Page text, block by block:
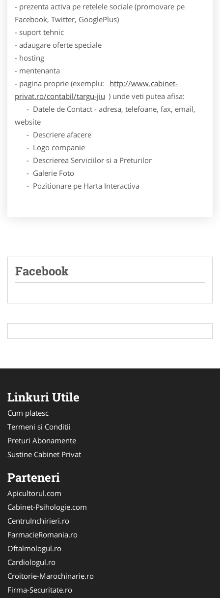
- prezenta activa pe retelele sociale (promovare pe
Facebook, Twitter, GooglePlus)
- suport tehnic
- adaugare oferte speciale
- hosting
- mentenanta
- pagina proprie (exemplu:
http://www.cabinet-
privat.ro/contabil/targu-jiu ) unde veti putea afisa:
- Datele de Contact - adresa, telefoane, fax, email,
website
- Descriere afacere
- Logo companie
- Descrierea Serviciilor si a Preturilor
- Galerie Foto
- Pozitionare pe Harta Interactiva
Facebook
Linkuri Utile
Cum platesc
Termeni si Conditii
Preturi Abonamente
Sustine Cabinet Privat
Parteneri
Apicultorul.com
Cabinet-Psihologie.com
CentruInchirieri.ro
FarmacieRomania.ro
Oftalmologul.ro
Cardiologul.ro
Croitorie-Marochinarie.ro
Firma-Securitate.ro